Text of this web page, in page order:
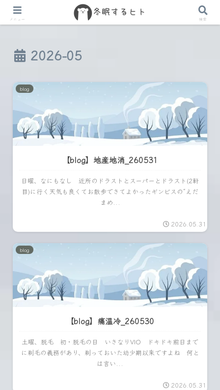
2026-05
blog
【blog】地産地消_260531
日曜、なにもなし 近所のドラストとスーパーとドラスト(2軒
目)に行く天気も良くてお散歩できてよかったギンビスの“えだ
まめ...
2026.05.31
blog
【blog】痛温冷_260530
土曜、脱毛 初・脱毛の日 いきなりVIO ドキドキ前日まで
に剃毛の義務があり、剃っておいた幼少期以来ですよね 何と
は言い...
2026.05.31
メニュー 検索